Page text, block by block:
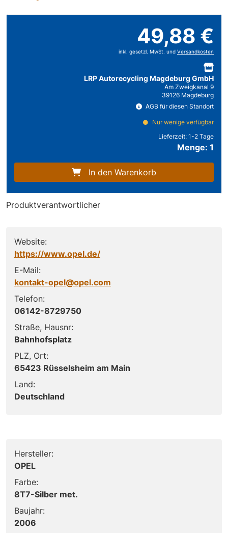
49,88 €
inkl. gesetzl. MwSt. und Versandkosten
LRP Autorecycling Magdeburg GmbH
Am Zweigkanal 9
39126 Magdeburg
AGB für diesen Standort
Nur wenige verfügbar
Lieferzeit: 1-2 Tage
Menge: 1
In den Warenkorb
Produktverantwortlicher
Website:
https://www.opel.de/
E-Mail:
kontakt-opel@opel.com
Telefon:
06142-8729750
Straße, Hausnr:
Bahnhofsplatz
PLZ, Ort:
65423 Rüsselsheim am Main
Land:
Deutschland
Hersteller:
OPEL
Farbe:
8T7-Silber met.
Baujahr:
2006